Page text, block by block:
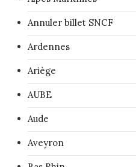
Annuler billet SNCF
Ardennes
Ariège
AUBE
Aude
Aveyron